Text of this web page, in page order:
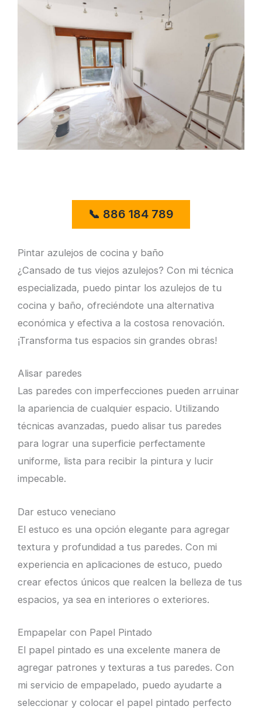
Pintar azulejos de cocina y baño
¿Cansado de tus viejos azulejos? Con mi técnica
especializada, puedo pintar los azulejos de tu
cocina y baño, ofreciéndote una alternativa
económica y efectiva a la costosa renovación.
¡Transforma tus espacios sin grandes obras!
Alisar paredes
Las paredes con imperfecciones pueden arruinar
la apariencia de cualquier espacio. Utilizando
técnicas avanzadas, puedo alisar tus paredes
para lograr una superficie perfectamente
uniforme, lista para recibir la pintura y lucir
impecable.
Dar estuco veneciano
El estuco es una opción elegante para agregar
textura y profundidad a tus paredes. Con mi
experiencia en aplicaciones de estuco, puedo
crear efectos únicos que realcen la belleza de tus
espacios, ya sea en interiores o exteriores.
Empapelar con Papel Pintado
El papel pintado es una excelente manera de
agregar patrones y texturas a tus paredes. Con
mi servicio de empapelado, puedo ayudarte a
seleccionar y colocar el papel pintado perfecto